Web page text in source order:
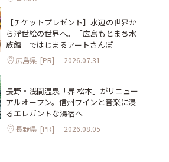
【チケットプレゼント】水辺の世界か
ら浮世絵の世界へ。「広島もとまち水
族館」ではじまるアートさんぽ
広島県 [PR] 2026.07.31
長野・浅間温泉「界 松本」がリニュー
アルオープン。信州ワインと音楽に浸
るエレガントな湯宿へ
長野県 [PR] 2026.08.05